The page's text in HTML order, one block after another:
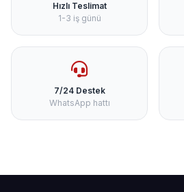
Hızlı Teslimat
1-3 iş günü
7/24 Destek
WhatsApp hattı